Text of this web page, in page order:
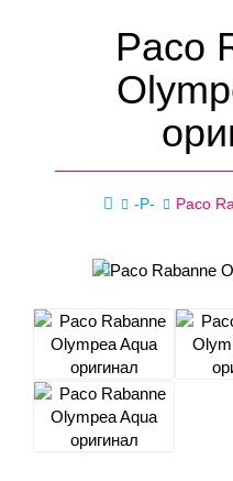
Paco
-P- Paco